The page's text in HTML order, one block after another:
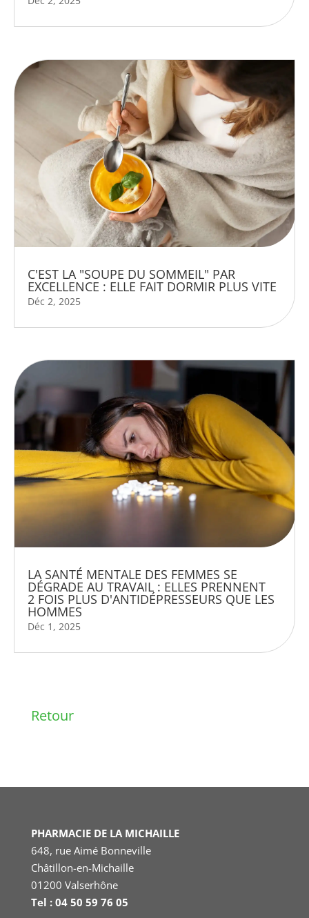
C'EST LA "SOUPE DU SOMMEIL" PAR
EXCELLENCE : ELLE FAIT DORMIR PLUS VITE
Déc 2, 2025
LA SANTÉ MENTALE DES FEMMES SE
DÉGRADE AU TRAVAIL : ELLES PRENNENT
2 FOIS PLUS D'ANTIDÉPRESSEURS QUE LES
HOMMES
Déc 1, 2025
Retour
PHARMACIE DE LA MICHAILLE
648, rue Aimé Bonneville
Châtillon-en-Michaille
01200 Valserhône
Tel : 04 50 59 76 05